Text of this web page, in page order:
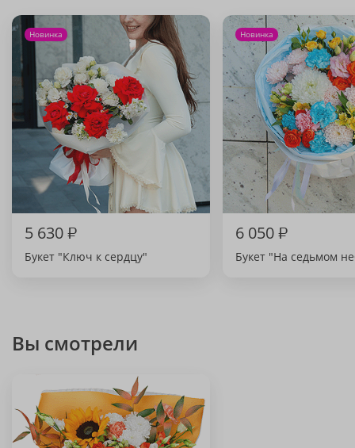
Новинка
5 630₽
Букет "Ключ к сердцу"
Новинка
6 050₽
Букет "На седьмом
Вы смотрели